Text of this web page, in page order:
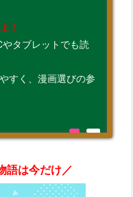
！
タブレットでも読
すく、漫画選びの参
語は今だけ／